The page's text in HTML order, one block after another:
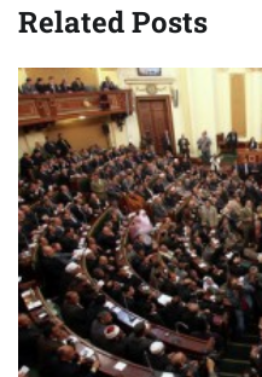
Related Posts